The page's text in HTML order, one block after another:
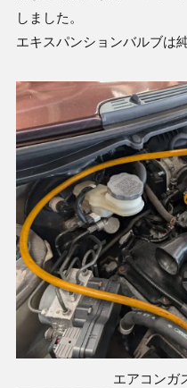
しました。
エキスパンションバルブは
エアコンガ